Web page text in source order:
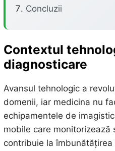
Concluzii
Contextul
diagnosticare
Avansul tehnologic a
domenii, iar medicina nu
echipamentele de
mobile care
contribuie la